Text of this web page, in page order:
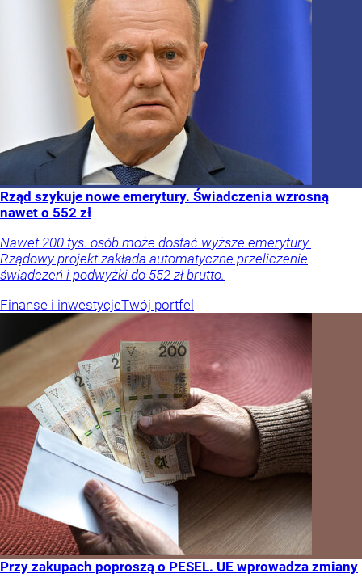
Rząd szykuje nowe emerytury. Świadczenia wzrosną
nawet o 552 zł
Nawet 200 tys. osób może dostać wyższe emerytury.
Rządowy projekt zakłada automatyczne przeliczenie
świadczeń i podwyżki do 552 zł brutto.
Finanse i inwestycjeTwój portfel
Przy zakupach poproszą o PESEL. UE wprowadza zmiany